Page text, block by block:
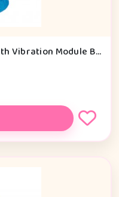
Die Spiegelburg Helicopter With Vibration Module Baby Charms - Legetøj